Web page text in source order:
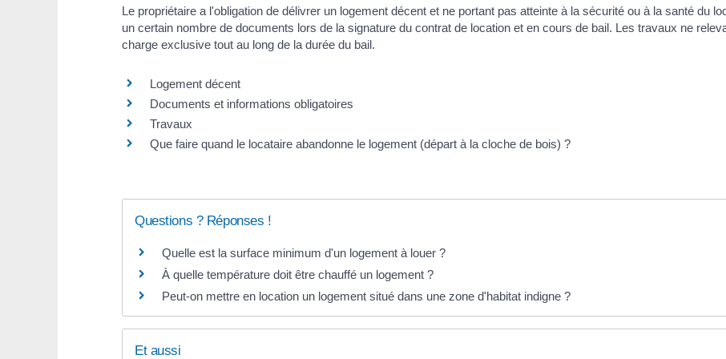
Le propriétaire a l'obligation de délivrer un logement décent et ne portant pas atteinte à la sécurité ou à la santé du
un certain nombre de documents lors de la signature du contrat de location et en cours de bail. Les travaux ne
charge exclusive tout au long de la durée du bail.
Logement décent
Documents et informations obligatoires
Travaux
Que faire quand le locataire abandonne le logement (départ à la cloche de bois) ?
Questions ? Réponses !
Quelle est la surface minimum d'un logement à louer ?
À quelle température doit être chauffé un logement ?
Peut-on mettre en location un logement situé dans une zone d'habitat indigne ?
Et aussi